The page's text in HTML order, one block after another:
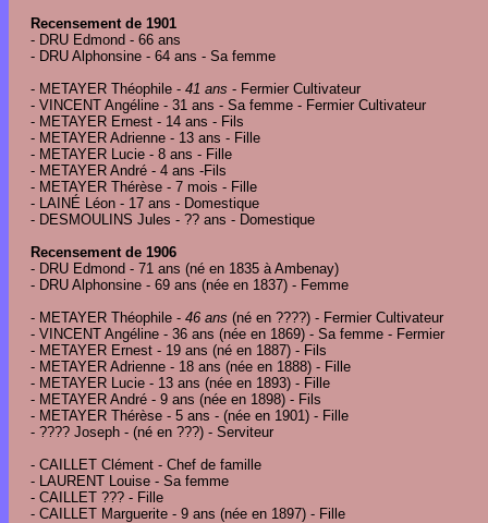
Recensement de 1901
- DRU Edmond - 66 ans
- DRU Alphonsine - 64 ans - Sa femme
- METAYER Théophile - 41 ans - Fermier Cultivateur
- VINCENT Angéline - 31 ans - Sa femme - Fermier Cultivateur
- METAYER Ernest - 14 ans - Fils
- METAYER Adrienne - 13 ans - Fille
- METAYER Lucie - 8 ans - Fille
- METAYER André - 4 ans -Fils
- METAYER Thérèse - 7 mois - Fille
- LAINÉ Léon - 17 ans - Domestique
- DESMOULINS Jules - ?? ans - Domestique
Recensement de 1906
- DRU Edmond - 71 ans (né en 1835 à Ambenay)
- DRU Alphonsine - 69 ans (née en 1837) - Femme
- METAYER Théophile - 46 ans (né en ????) - Fermier Cultivateur
- VINCENT Angéline - 36 ans (née en 1869) - Sa femme - Fermier
- METAYER Ernest - 19 ans (né en 1887) - Fils
- METAYER Adrienne - 18 ans (née en 1888) - Fille
- METAYER Lucie - 13 ans (née en 1893) - Fille
- METAYER André - 9 ans (née en 1898) - Fils
- METAYER Thérèse - 5 ans - (née en 1901) - Fille
- ???? Joseph - (né en ???) - Serviteur
- CAILLET Clément - Chef de famille
- LAURENT Louise - Sa femme
- CAILLET ??? - Fille
- CAILLET Marguerite - 9 ans (née en 1897) - Fille